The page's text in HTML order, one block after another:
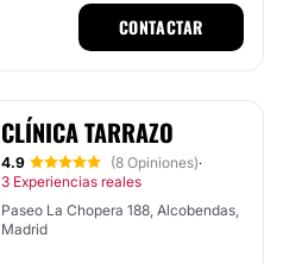
CONTACTAR
CLÍNICA TARRAZO
4.9 (8 Opiniones)·
3 Experiencias reales
Paseo La Chopera 188, Alcobendas,
Madrid